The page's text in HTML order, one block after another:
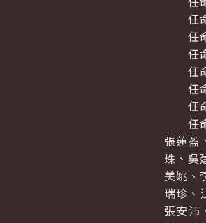
任命
任命
任命
任命
任命
任命
任命
張蓮盈
珠、吳
美姚、
瑞珍、
張安沛